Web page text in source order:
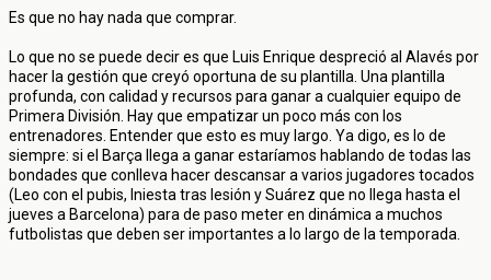
Es que no hay nada que comprar.
Lo que no se puede decir es que Luis Enrique despreció al Alavés por
hacer la gestión que creyó oportuna de su plantilla. Una plantilla
profunda, con calidad y recursos para ganar a cualquier equipo de
Primera División. Hay que empatizar un poco más con los
entrenadores. Entender que esto es muy largo. Ya digo, es lo de
siempre: si el Barça llega a ganar estaríamos hablando de todas las
bondades que conlleva hacer descansar a varios jugadores tocados
(Leo con el pubis, Iniesta tras lesión y Suárez que no llega hasta el
jueves a Barcelona) para de paso meter en dinámica a muchos
futbolistas que deben ser importantes a lo largo de la temporada.